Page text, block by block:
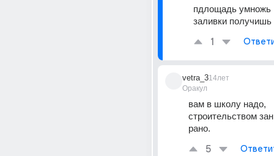
пдлощадь умножь
заливки
1
vetra_3
Оракул
14лет
вам в школу надо,
строительством
рано.
5